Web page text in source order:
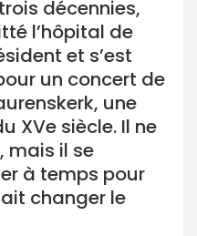
décennies,
l’hôpital de
et s’est
un concert de
une
XVe siècle. Il ne
mais il se
à temps pour
changer le